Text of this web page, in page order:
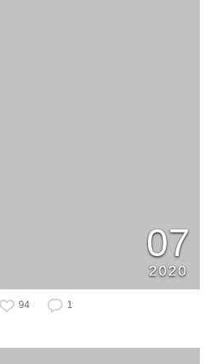
07
2020
94 1